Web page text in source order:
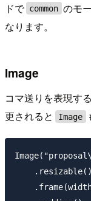
ドで common のモ
なります。
Image
コマ送りを表現す
更されると
Image
    .resizable()